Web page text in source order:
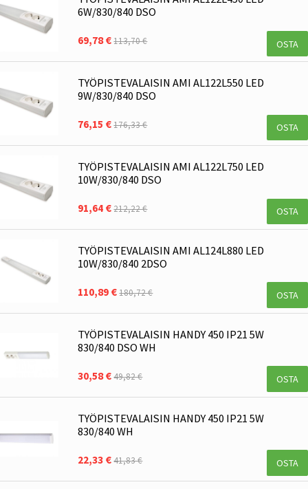
6W/830/840 DSO
69,78 €113,70 € OSTA
TYÖPISTEVALAISIN AMI AL122L550 LED
9W/830/840 DSO
76,15 €176,33 € OSTA
TYÖPISTEVALAISIN AMI AL122L750 LED
10W/830/840 DSO
91,64 €212,22 € OSTA
TYÖPISTEVALAISIN AMI AL124L880 LED
10W/830/840 2DSO
110,89 €180,72 € OSTA
TYÖPISTEVALAISIN HANDY 450 IP21 5W
830/840 DSO WH
30,58 €49,82 € OSTA
TYÖPISTEVALAISIN HANDY 450 IP21 5W
830/840 WH
22,33 €41,83 € OSTA